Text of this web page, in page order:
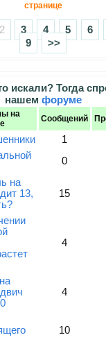
странице
2 3 4 5
6
9
>>
искали? Тогда
нашем форуме
на
Сообщений
1
0
на
13,
15
4
4
10